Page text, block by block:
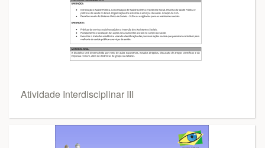
Atividade Interdisciplinar III